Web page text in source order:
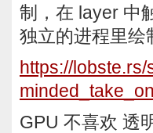
制，在 layer 中
独立的进程里绘
https://
GPU 不喜欢 透